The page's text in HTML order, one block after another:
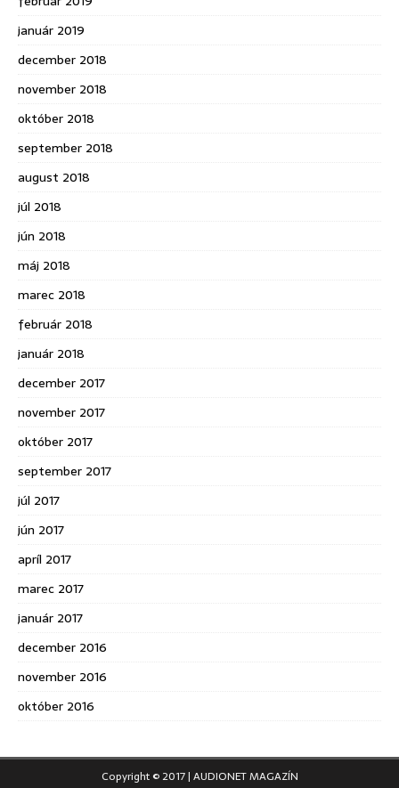
január 2019
december 2018
november 2018
október 2018
september 2018
august 2018
júl 2018
jún 2018
máj 2018
marec 2018
február 2018
január 2018
december 2017
november 2017
október 2017
september 2017
júl 2017
jún 2017
apríl 2017
marec 2017
január 2017
december 2016
november 2016
október 2016
Copyright © 2017 | AUDIONET MAGAZÍN